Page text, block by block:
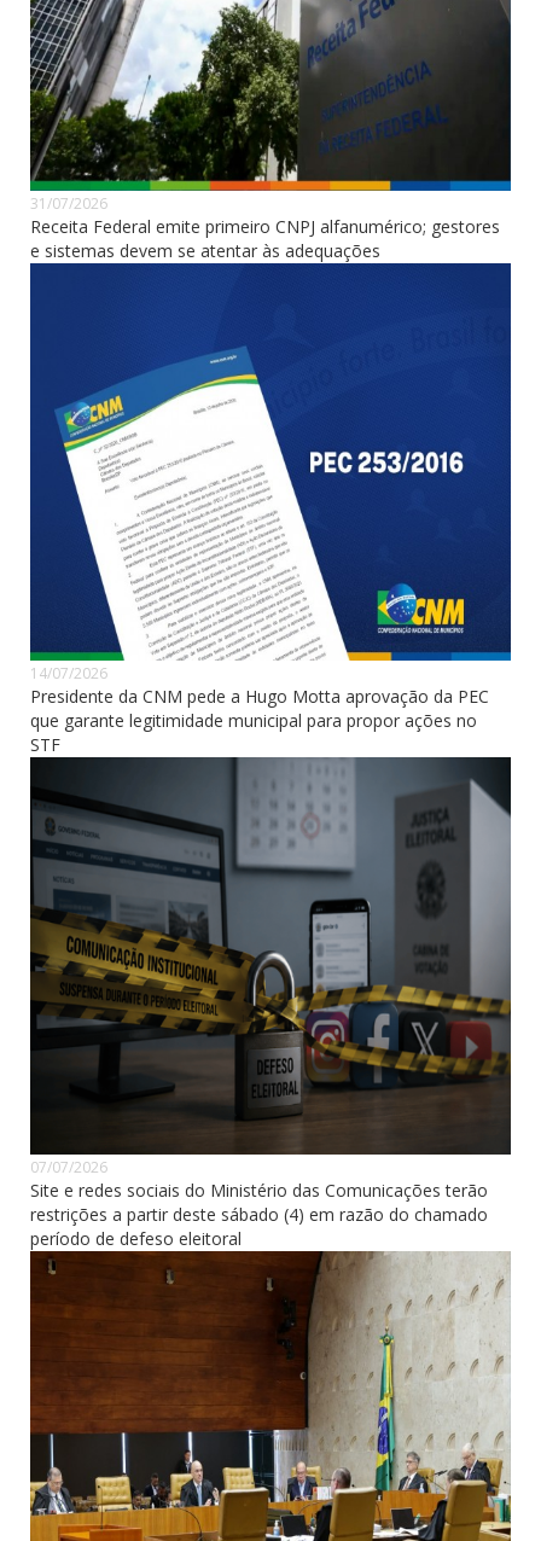
31/07/2026
Receita Federal emite primeiro CNPJ alfanumérico; gestores
e sistemas devem se atentar às adequações
14/07/2026
Presidente da CNM pede a Hugo Motta aprovação da PEC
que garante legitimidade municipal para propor ações no
STF
07/07/2026
Site e redes sociais do Ministério das Comunicações terão
restrições a partir deste sábado (4) em razão do chamado
período de defeso eleitoral